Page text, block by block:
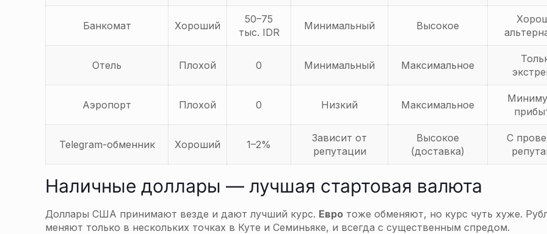
Банкомат Хороший
50–75
тыс. IDR
Минимальный Высокое
Отель Плохой 0 Минимальный Максимальное
Аэропорт Плохой 0 Низкий Максимальное
Telegram-обменник Хороший 1–2%
Зависит от
репутации
Высокое
(доставка)
С
Наличные доллары — лучшая стартовая валюта
Доллары США принимают везде и дают лучший курс. Евро тоже обменяют, но курс чуть хуже.
меняют только в нескольких точках в Куте и Семиньяке, и всегда с существенным спредом.